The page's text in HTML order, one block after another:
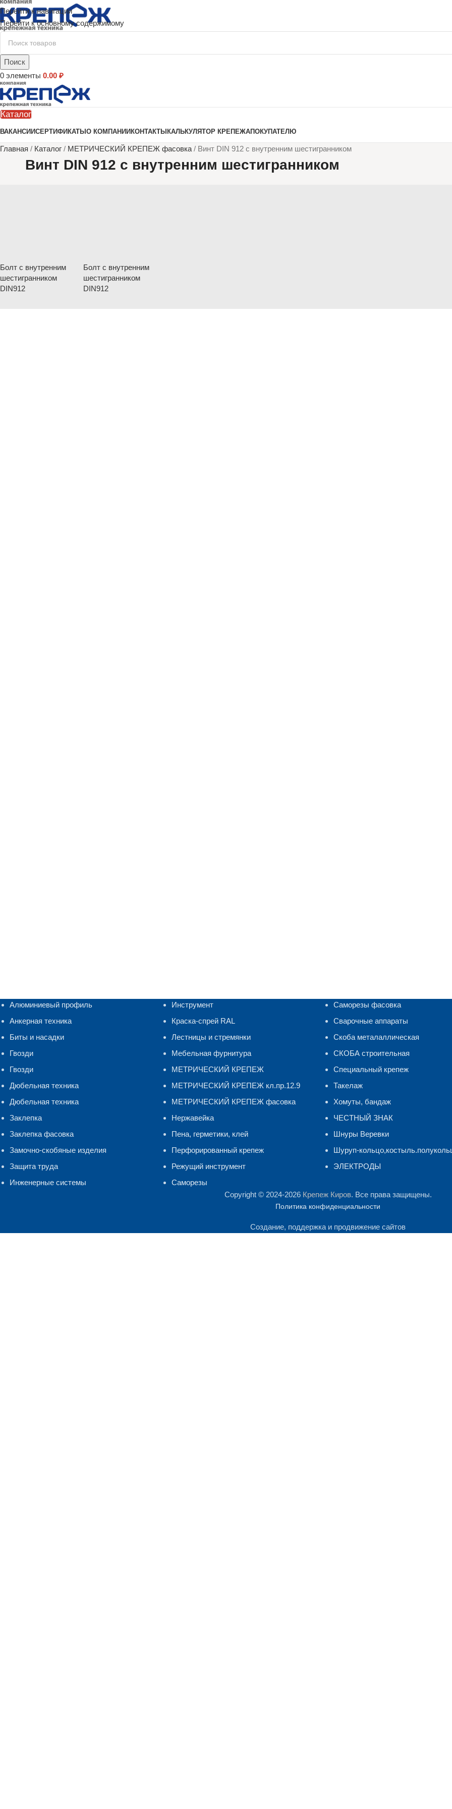
Перейти к навигации
Перейти к основному содержимому
Поиск
0 элементы 0.00 ₽
Каталог
ВАКАНСИИСЕРТИФИКАТЫ О КОМПАНИИ КОНТАКТЫ КАЛЬКУЛЯТОР КРЕПЕЖАПОКУПАТЕЛЮ
Главная / Каталог / МЕТРИЧЕСКИЙ КРЕПЕЖ фасовка / Винт DIN 912 с внутренним шестигранником
Винт DIN 912 с внутренним шестигранником
Болт с внутренним
шестигранником
DIN912
Болт с внутренним
шестигранником
DIN912
Алюминиевый профиль
Анкерная техника
Биты и насадки
Гвозди
Гвозди
Дюбельная техника
Дюбельная техника
Заклепка
Заклепка фасовка
Замочно-скобяные изделия
Защита труда
Инженерные системы
Инструмент
Краска-спрей RAL
Лестницы и стремянки
Мебельная фурнитура
МЕТРИЧЕСКИЙ КРЕПЕЖ
МЕТРИЧЕСКИЙ КРЕПЕЖ кл.пр.12.9
МЕТРИЧЕСКИЙ КРЕПЕЖ фасовка
Нержавейка
Пена, герметики, клей
Перфорированный крепеж
Режущий инструмент
Саморезы
Саморезы фасовка
Сварочные аппараты
Скоба металаллическая
СКОБА строительная
Специальный крепеж
Такелаж
Хомуты, бандаж
ЧЕСТНЫЙ ЗНАК
Шнуры Веревки
Шуруп-
ЭЛЕКТРОДЫ
Copyright © 2024-2026 Крепеж Киров. Все права защищены.
Политика конфиденциальности
Создание, поддержка и продвижение сайтов